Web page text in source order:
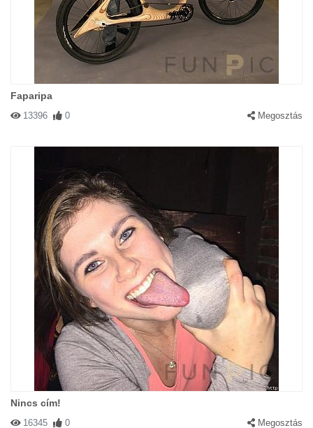
Faparipa
13396 0 Megosztás
Nincs cím!
16345 0 Megosztás